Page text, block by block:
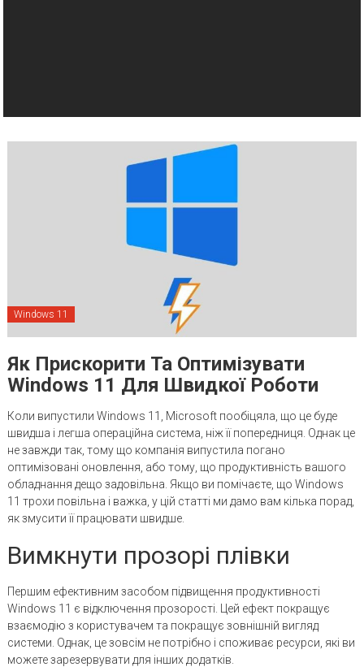
Windows 11
Як Прискорити Та Оптимізувати
Windows 11 Для Швидкої Роботи
Коли випустили Windows 11, Microsoft пообіцяла, що це буде
швидша і легша операційна система, ніж її попередниця. Однак це
не завжди так, тому що компанія випустила погано
оптимізовані оновлення, або тому, що продуктивність вашого
обладнання дещо задовільна. Якщо ви помічаєте, що Windows
11 трохи повільна і важка, у цій статті ми дамо вам кілька порад,
як змусити її працювати швидше.
Вимкнути прозорі плівки
Першим ефективним засобом підвищення продуктивності
Windows 11 є відключення прозорості. Цей ефект покращує
взаємодію з користувачем та покращує зовнішній вигляд
системи. Однак, це зовсім не потрібно і споживає ресурси, які ви
можете зарезервувати для інших додатків.